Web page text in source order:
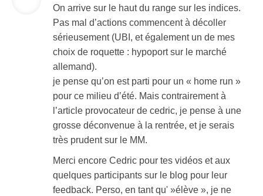
On arrive sur le haut du range sur les indices.
Pas mal d’actions commencent à décoller
sérieusement (UBI, et également un de mes
choix de roquette : hypoport sur le marché
allemand).
je pense qu’on est parti pour un « home run »
pour ce milieu d’été. Mais contrairement à
l’article provocateur de cedric, je pense à une
grosse déconvenue à la rentrée, et je serais
très prudent sur le MM.
Merci encore Cedric pour tes vidéos et aux
quelques participants sur le blog pour leur
feedback. Perso, en tant qu' »élève », je ne